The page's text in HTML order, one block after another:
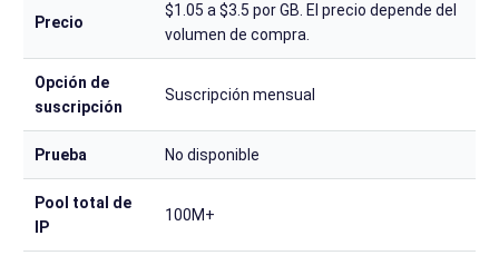
Precio
$1.05 a $3.5 por GB. El precio depende del
volumen de compra.
Opción de
suscripción
Suscripción mensual
Prueba No disponible
Pool total de
IP
100M+